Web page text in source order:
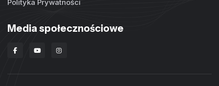
Polityka Prywatności
Media społecznościowe